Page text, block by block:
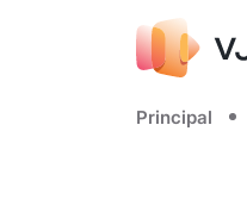
Principal